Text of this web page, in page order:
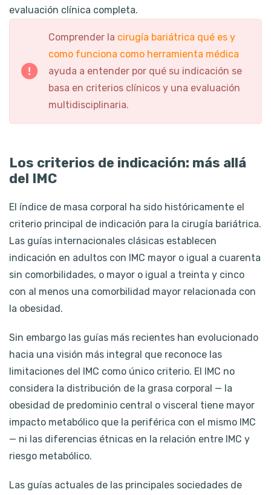
evaluación clínica completa.
Comprender la cirugía bariátrica qué es y
como funciona como herramienta médica
ayuda a entender por qué su indicación se
basa en criterios clínicos y una evaluación
multidisciplinaria.
Los criterios de indicación: más allá
del IMC
El índice de masa corporal ha sido históricamente el
criterio principal de indicación para la cirugía bariátrica.
Las guías internacionales clásicas establecen
indicación en adultos con IMC mayor o igual a cuarenta
sin comorbilidades, o mayor o igual a treinta y cinco
con al menos una comorbilidad mayor relacionada con
la obesidad.
Sin embargo las guías más recientes han evolucionado
hacia una visión más integral que reconoce las
limitaciones del IMC como único criterio. El IMC no
considera la distribución de la grasa corporal — la
obesidad de predominio central o visceral tiene mayor
impacto metabólico que la periférica con el mismo IMC
— ni las diferencias étnicas en la relación entre IMC y
riesgo metabólico.
Las guías actuales de las principales sociedades de